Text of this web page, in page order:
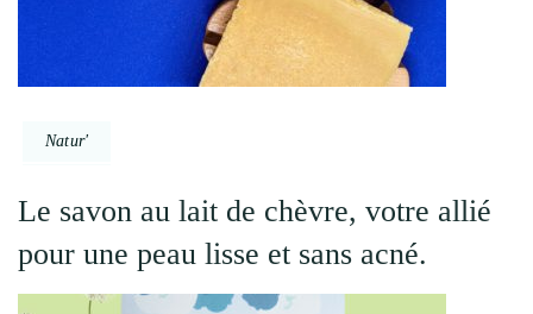
Natur'
Le savon au lait de chèvre, votre allié
pour une peau lisse et sans acné.